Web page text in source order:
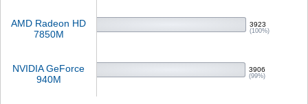
AMD Radeon HD
7850M
3923
(100%)
NVIDIA GeForce
940M
3906
(99%)